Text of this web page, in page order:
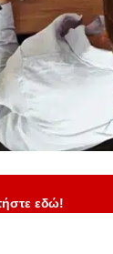
εδώ!